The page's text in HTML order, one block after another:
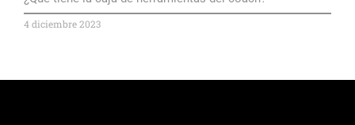
4 diciembre 2023